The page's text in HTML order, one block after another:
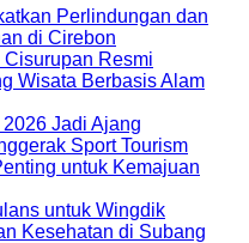
Perlindungan dan
di Cirebon
Resmi
Wisata Berbasis Alam
Jadi Ajang
Sport Tourism
untuk Kemajuan
untuk Wingdik
Kesehatan di Subang